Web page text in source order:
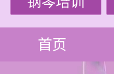
首页